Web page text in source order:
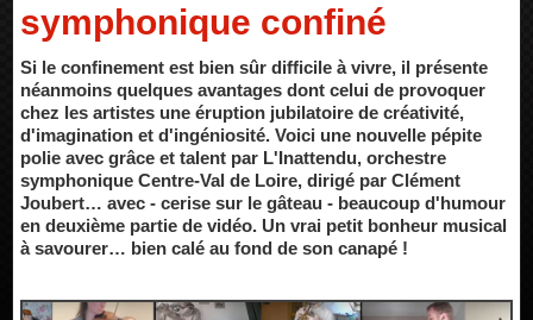
symphonique confiné
Si le confinement est bien sûr difficile à vivre, il présente
néanmoins quelques avantages dont celui de provoquer
chez les artistes une éruption jubilatoire de créativité,
d'imagination et d'ingéniosité. Voici une nouvelle pépite
polie avec grâce et talent par L'Inattendu, orchestre
symphonique Centre-Val de Loire, dirigé par Clément
Joubert… avec - cerise sur le gâteau - beaucoup d'humour
en deuxième partie de vidéo. Un vrai petit bonheur musical
à savourer… bien calé au fond de son canapé !